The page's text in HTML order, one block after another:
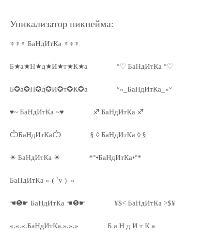
Уникализатор никнейма:
♀♀♀ БаНдИтКа ♀♀♀
Б★а★Н★д★И★т★К★а °♡ БаНдИтКа °♡
Б✪а✪Н✪д✪И✪т✪К✪а °«_БаНдИтКа_»°
♥~ БаНдИтКа ~♥ ♐ БаНдИтКа ♐
ѼБаНдИтКаѼ § ◊ БаНдИтКа ◊ §
☀ БаНдИтКа ☀ *°•БаНдИтКа•°*
БаНдИтКа »-( `v )–»
☚❺☛ БаНдИтКа ☚❺☛ ¥$< БаНдИтКа >$¥
«.«.«.БаНдИтКа.».».» Б а Н д И т К а